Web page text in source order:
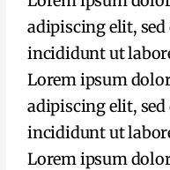
adipiscing elit,
incididunt ut
Lorem ipsum
adipiscing elit,
incididunt ut
Lorem ipsum